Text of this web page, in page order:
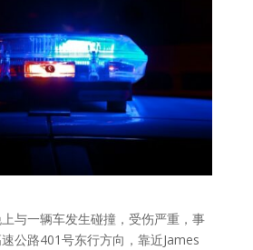
与一辆车发生碰撞，受伤严重，事
公路401号东行方向，靠近James